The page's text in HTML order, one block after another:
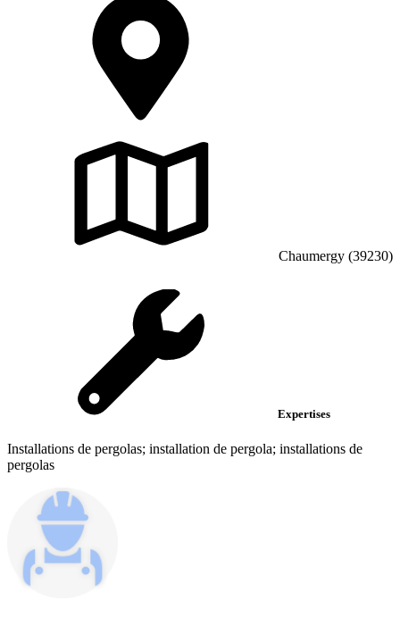
Chaumergy (39230)
Expertises
Installations de pergolas; installation de pergola; installations de
pergolas